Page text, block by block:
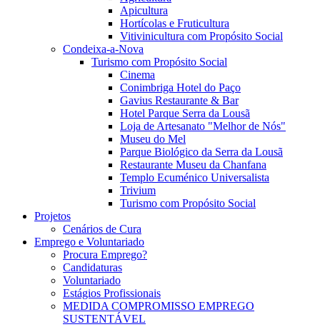
Apicultura
Hortícolas e Fruticultura
Vitivinicultura com Propósito Social
Condeixa-a-Nova
Turismo com Propósito Social
Cinema
Conimbriga Hotel do Paço
Gavius Restaurante & Bar
Hotel Parque Serra da Lousã
Loja de Artesanato "Melhor de Nós"
Museu do Mel
Parque Biológico da Serra da Lousã
Restaurante Museu da Chanfana
Templo Ecuménico Universalista
Trivium
Turismo com Propósito Social
Projetos
Cenários de Cura
Emprego e Voluntariado
Procura Emprego?
Candidaturas
Voluntariado
Estágios Profissionais
MEDIDA COMPROMISSO EMPREGO
SUSTENTÁVEL